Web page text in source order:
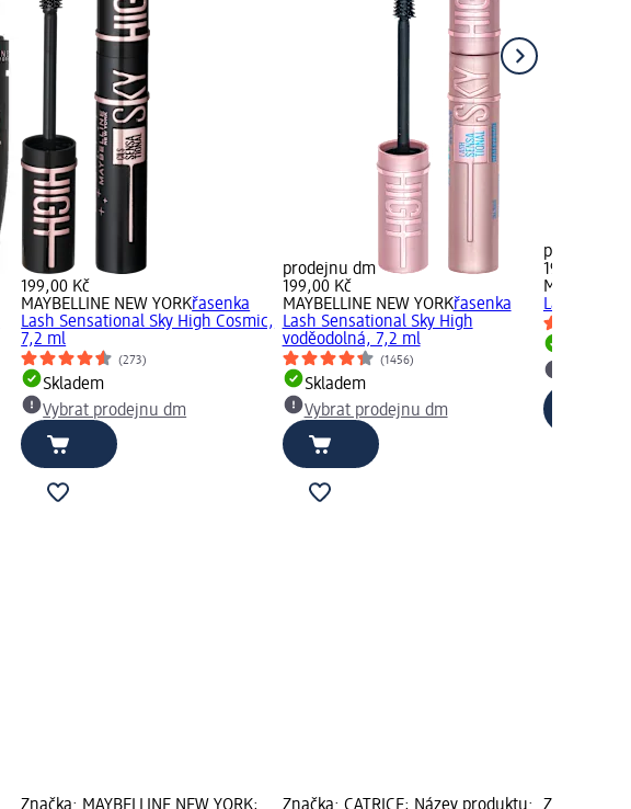
199,00 Kč
MAYBELLINE NEW YORKřasenka
Lash Sensational Sky High Cosmic,
7,2 ml
(273)
Skladem
Vybrat prodejnu dm
prodejnu dm
199,00 Kč
MAYBELLINE NEW YORKřasenka
Lash Sensational Sky High
voděodolná, 7,2 ml
(1456)
Skladem
Vybrat prodejnu dm
prodejnu
199,00 Kč
Lash